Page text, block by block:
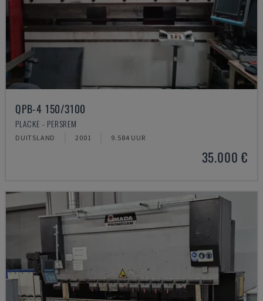
QPB-4 150/3100
PLACKE - PERSREM
DUITSLAND 2001 9.584 UUR
35.000 €